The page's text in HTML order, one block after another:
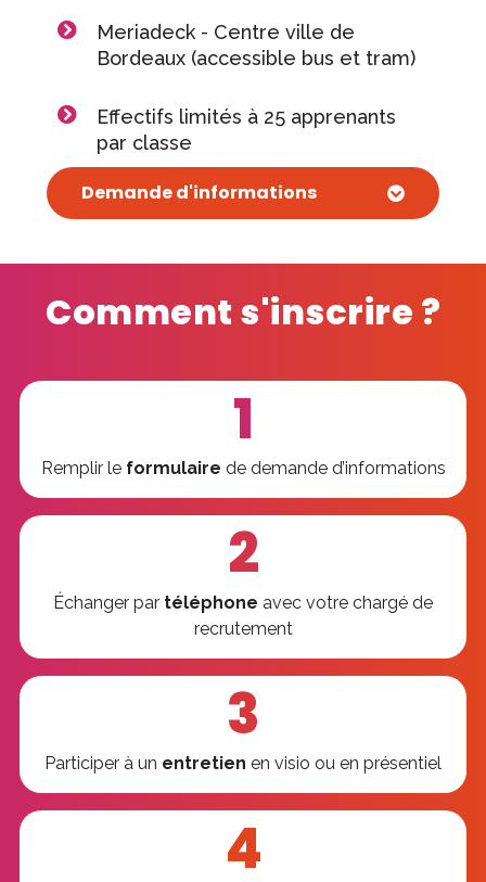
Meriadeck - Centre ville de
Bordeaux (accessible bus et tram)
Effectifs limités à 25 apprenants
par classe
Demande d'informations
Comment s'inscrire ?
1
Remplir le formulaire de demande d’informations
2
Échanger par téléphone avec votre chargé de
recrutement
3
Participer à un entretien en visio ou en présentiel
4